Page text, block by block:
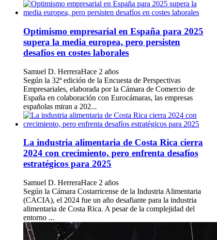
Optimismo empresarial en España para 2025
supera la media europea, pero persisten
desafíos en costes laborales
Samuel D. HerreraHace 2 años
Según la 32ª edición de la Encuesta de Perspectivas
Empresariales, elaborada por la Cámara de Comercio de
España en colaboración con Eurocámaras, las empresas
españolas miran a 202...
La industria alimentaria de Costa Rica cierra
2024 con crecimiento, pero enfrenta desafíos
estratégicos para 2025
Samuel D. HerreraHace 2 años
Según la Cámara Costarricense de la Industria Alimentaria
(CACIA), el 2024 fue un año desafiante para la industria
alimentaria de Costa Rica. A pesar de la complejidad del
entorno ...